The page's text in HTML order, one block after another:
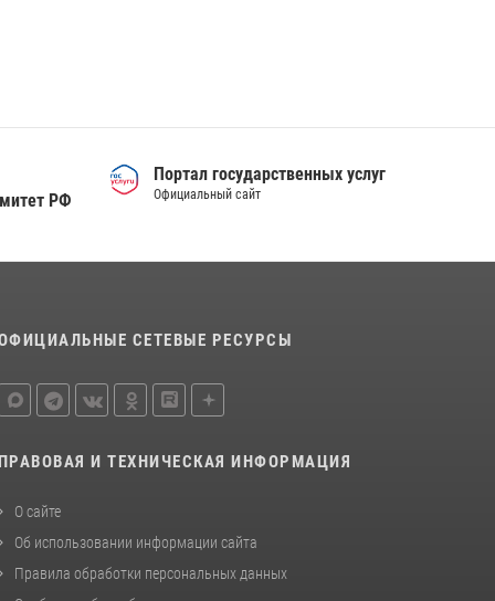
РФ
Портал государственных услуг
Официальный сайт
СЕТЕВЫЕ РЕСУРСЫ
ПРАВОВАЯ И ТЕХНИЧЕСКАЯ ИНФОРМАЦИЯ
О сайте
Об использовании информации сайта
Правила обработки персональных данных